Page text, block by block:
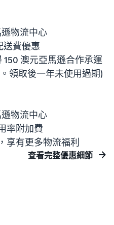
物流中心
費優惠
澳元亞馬遜合作承運
領取後一年未使用過期)
物流中心
率附加費
有更多物流福利
查看完整優惠細節